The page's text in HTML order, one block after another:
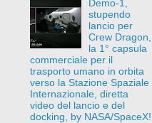
Demo-1,
stupendo
lancio per
Crew Dragon,
la 1° capsula
commerciale per il
trasporto umano in orbita
verso la Stazione Spaziale
Internazionale, diretta
video del lancio e del
docking, by NASA/SpaceX!